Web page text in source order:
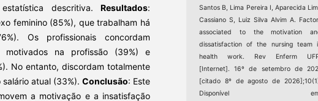
descritiva. Resultados:
feminino (85%), que trabalham há
Os profissionais concordam
motivados na profissão (39%) e
No entanto, discordam totalmente
atual (33%). Conclusão: Este
a motivação e a insatisfação
Santos B, Lima Pereira I, Aparecida
Cassiano S, Luiz Silva Alvim A.
associated to the motivation
dissatisfaction of the nursing team
health work. Rev Enferm
[Internet]. 16º de setembro de
[citado 8º de agosto de
Disponível